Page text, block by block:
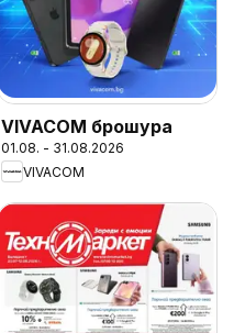
VIVACOM брошура
01.08. - 31.08.2026
VIVACOM